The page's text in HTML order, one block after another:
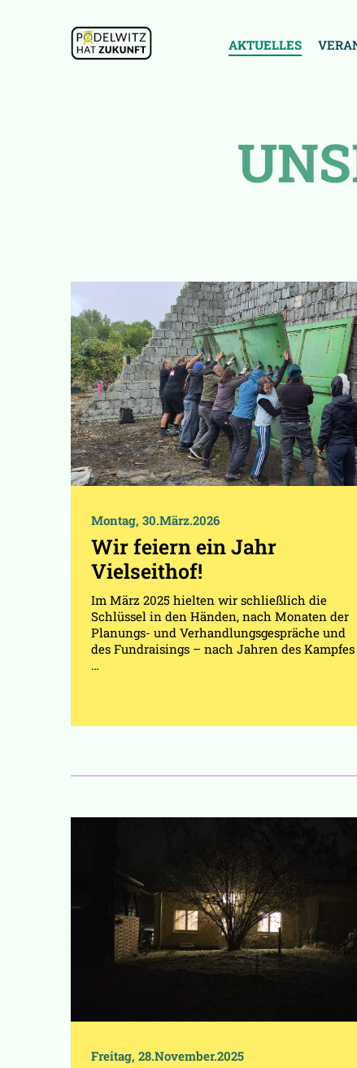
AKTUELLES
Montag, 30.März.2026
Wir feiern ein Jahr
Vielseithof!
Im März 2025 hielten wir schließlich die
Schlüssel in den Händen, nach Monaten der
Planungs- und Verhandlungsgespräche und
des Fundraisings – nach Jahren des Kampfes
…
Freitag, 28.November.2025